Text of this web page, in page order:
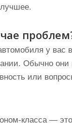
у вас
Обычно
или
класса —